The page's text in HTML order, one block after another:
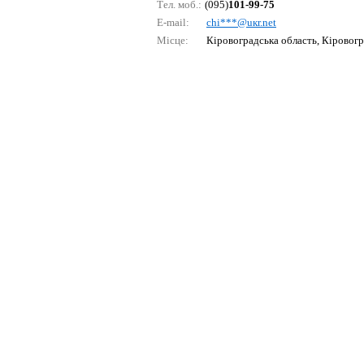
Тел. моб.: (095)101-99-75
E-mail:
сhi***@uкr.nеt
Місце:
Кіровоградська область,